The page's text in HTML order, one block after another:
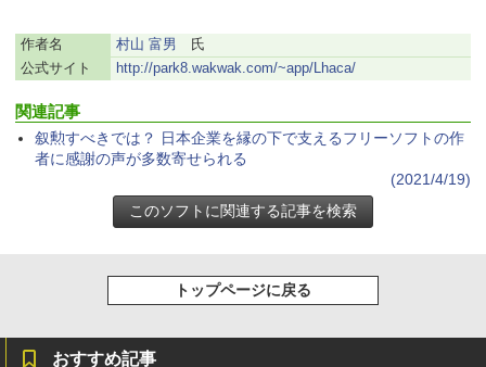
作者名 村山 富男
氏
公式サイト
http://park8.wakwak.com/~app/Lhaca/
関連記事
叙勲すべきでは？ 日本企業を縁の下で支えるフリーソフトの作
者に感謝の声が多数寄せられる
(2021/4/19)
トップページに戻る
おすすめ記事